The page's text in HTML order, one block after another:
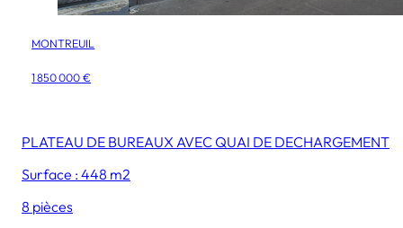
MONTREUIL
1 850 000 €
PLATEAU DE BUREAUX AVEC QUAI DE DECHARGEMENT
Surface : 448 m2
8 pièces